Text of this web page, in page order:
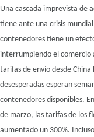
Una cascada imprevista de
tiene ante una crisis
contenedores tiene un
interrumpiendo el comercio
tarifas de envío desde
desesperadas esperan
contenedores disponibles.
de marzo, las tarifas de los
aumentado un 300%.